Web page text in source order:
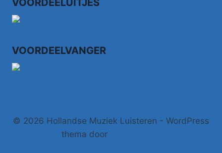
VOORDEELUITJES
VOORDEELVANGER
© 2026 Hollandse Muziek Luisteren - WordPress
thema door